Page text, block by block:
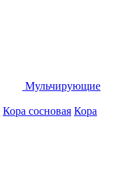
Мульчирующие
Кора сосновая Кора